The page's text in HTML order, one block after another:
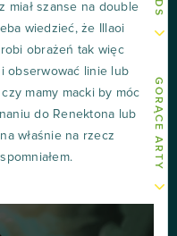
GORĄCE ARTY
miał szanse na double
wiedzieć, że Illaoi
obrażeń tak więc
obserwować linie lub
mamy macki by móc
do Renektona lub
właśnie na rzecz